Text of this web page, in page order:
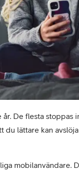
Surfplattor
4G/5G
Wifi Surfplattor
De flesta stoppas
du lättare kan
mobilanvändare.